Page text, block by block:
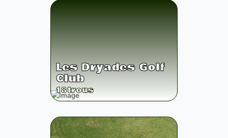
Les Dryades Golf
Club
18trous